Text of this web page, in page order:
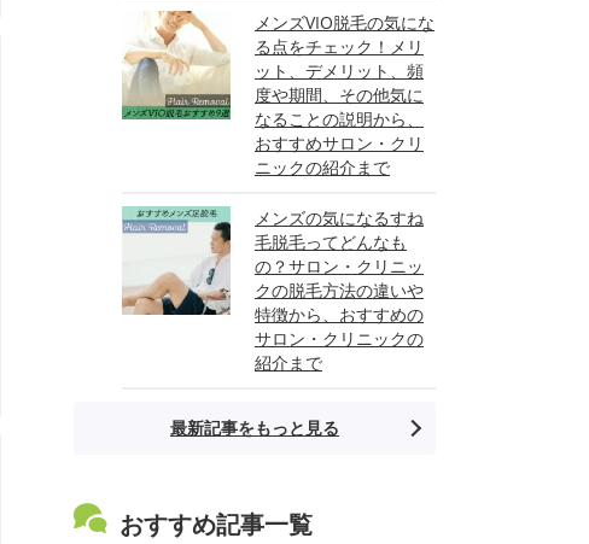
メンズVIO脱毛の気にな
る点をチェック！メリ
ット、デメリット、頻
度や期間、その他気に
なることの説明から、
おすすめサロン・クリ
ニックの紹介まで
メンズの気になるすね
毛脱毛ってどんなも
の？サロン・クリニッ
クの脱毛方法の違いや
特徴から、おすすめの
サロン・クリニックの
紹介まで
最新記事をもっと見る
おすすめ記事一覧